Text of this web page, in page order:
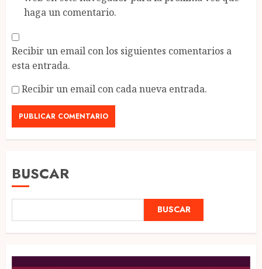
haga un comentario.
Recibir un email con los siguientes comentarios a
esta entrada.
Recibir un email con cada nueva entrada.
BUSCAR
BUSCAR